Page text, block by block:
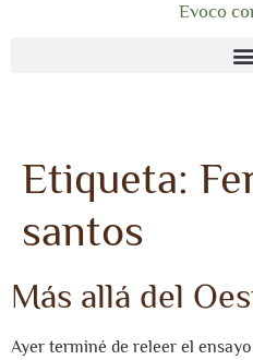
Evoco
Etiqueta:
santos
Más allá del
Ayer terminé de releer el